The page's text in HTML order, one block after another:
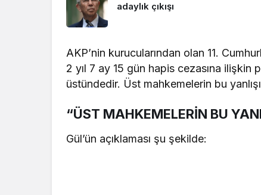
adaylık çıkışı
AKP’nin kurucularından olan 11.
2 yıl 7 ay 15 gün hapis cezasına ilişkin
üstündedir. Üst mahkemelerin bu
“ÜST MAHKEMELERİN BU
Gül’ün açıklaması şu şekilde: